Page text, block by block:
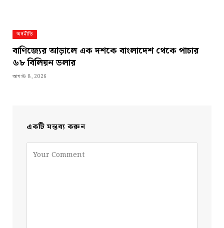
অর্থনীতি
বাণিজ্যের আড়ালে এক দশকে বাংলাদেশ থেকে পাচার
৬৮ বিলিয়ন ডলার
আগস্ট 8, 2026
একটি মন্তব্য করুন